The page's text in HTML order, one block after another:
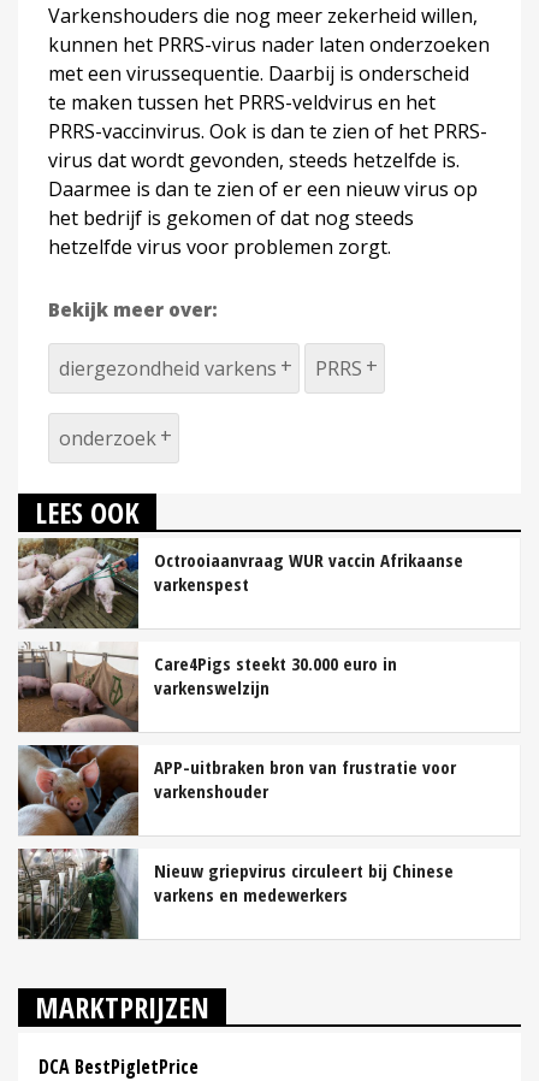
Varkenshouders die nog meer zekerheid willen,
kunnen het PRRS-virus nader laten onderzoeken
met een virussequentie. Daarbij is onderscheid
te maken tussen het PRRS-veldvirus en het
PRRS-vaccinvirus. Ook is dan te zien of het PRRS-
virus dat wordt gevonden, steeds hetzelfde is.
Daarmee is dan te zien of er een nieuw virus op
het bedrijf is gekomen of dat nog steeds
hetzelfde virus voor problemen zorgt.
Bekijk meer over:
diergezondheid varkens PRRS
onderzoek
LEES OOK
Octrooiaanvraag WUR vaccin Afrikaanse
varkenspest
Care4Pigs steekt 30.000 euro in
varkenswelzijn
APP-uitbraken bron van frustratie voor
varkenshouder
Nieuw griepvirus circuleert bij Chinese
varkens en medewerkers
MARKTPRIJZEN
DCA BestPigletPrice